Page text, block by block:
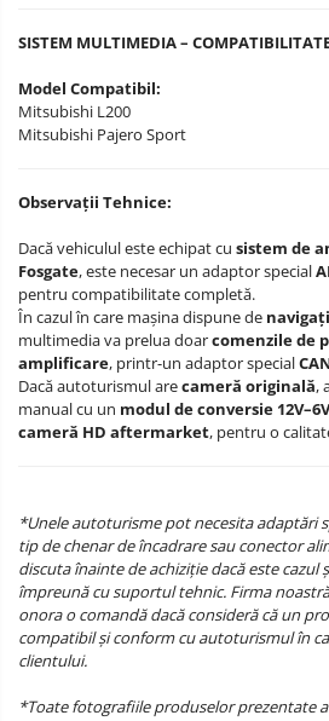
SISTEM MULTIMEDIA –
Model Compatibil:
Mitsubishi L200
Mitsubishi Pajero Sport
Observații Tehnice:
Dacă vehiculul este echipat cu sistem de
Fosgate, este necesar un adaptor special
pentru compatibilitate completă.
În cazul în care mașina dispune de
multimedia va prelua doarcomenzile de
amplificare, printr-un adaptor special
Dacă autoturismul arecameră originală,
manual cu un modul de conversie 12V–6V
cameră HD aftermarket, pentru o
*Unele autoturisme pot necesita adaptări
tip de chenar de încadrare sau conector
discuta înainte de achiziție dacă este cazul
împreună cu suportul tehnic. Firma
onora o comandă dacă consideră că un
compatibil și conform cu autoturismul în
clientului.
*Toate fotografiile produselor prezentate